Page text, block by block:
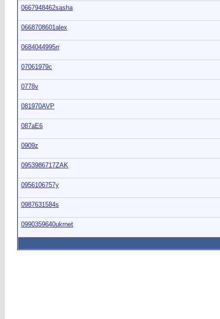
0667948462sasha
0668708601alex
0684044995rr
07061979c
0778v
081970AVP
087aE6
0909z
0953986717ZAK
0956106757y
0987631584s
0990359640ukrnet